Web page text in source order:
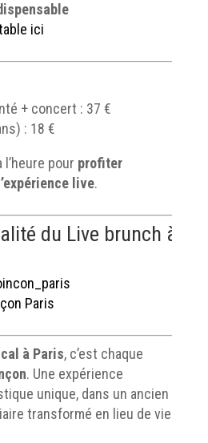
ici
+ concert : 37 €
: 18 €
l’heure pour profiter
live.
du Live brunch à
Paris
à Paris, c’est chaque
. Une expérience
unique, dans un ancien
transformé en lieu de vie